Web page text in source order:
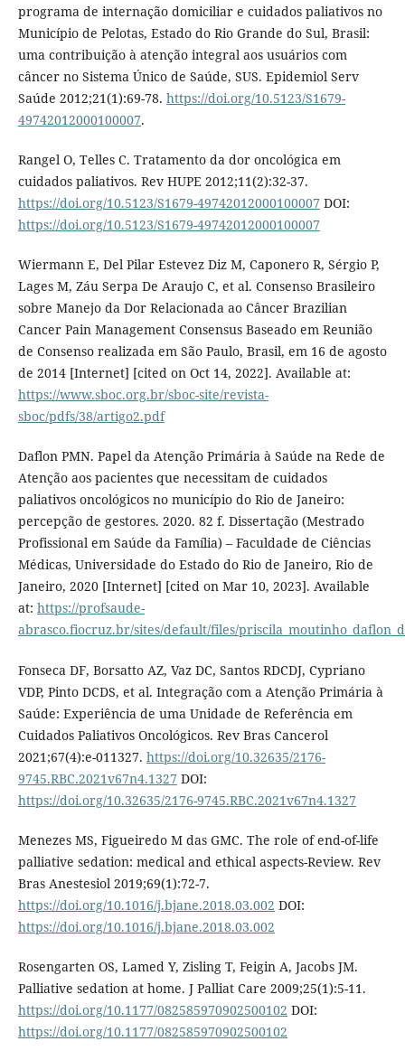
programa de internação domiciliar e cuidados paliativos no
Município de Pelotas, Estado do Rio Grande do Sul, Brasil:
uma contribuição à atenção integral aos usuários com
câncer no Sistema Único de Saúde, SUS. Epidemiol Serv
Saúde 2012;21(1):69-78. https://doi.org/10.5123/S1679-
49742012000100007.
Rangel O, Telles C. Tratamento da dor oncológica em
cuidados paliativos. Rev HUPE 2012;11(2):32-37.
https://doi.org/10.5123/S1679-49742012000100007 DOI:
https://doi.org/10.5123/S1679-49742012000100007
Wiermann E, Del Pilar Estevez Diz M, Caponero R, Sérgio P,
Lages M, Záu Serpa De Araujo C, et al. Consenso Brasileiro
sobre Manejo da Dor Relacionada ao Câncer Brazilian
Cancer Pain Management Consensus Baseado em Reunião
de Consenso realizada em São Paulo, Brasil, em 16 de agosto
de 2014 [Internet] [cited on Oct 14, 2022]. Available at:
https://www.sboc.org.br/sboc-site/revista-
sboc/pdfs/38/artigo2.pdf‌
Daflon PMN. Papel da Atenção Primária à Saúde na Rede de
Atenção aos pacientes que necessitam de cuidados
paliativos oncológicos no município do Rio de Janeiro:
percepção de gestores. 2020. 82 f. Dissertação (Mestrado
Profissional em Saúde da Família) – Faculdade de Ciências
Médicas, Universidade do Estado do Rio de Janeiro, Rio de
Janeiro, 2020 [Internet] [cited on Mar 10, 2023]. Available
at: https://profsaude-
abrasco.fiocruz.br/sites/default/files/
Fonseca DF, Borsatto AZ, Vaz DC, Santos RDCDJ, Cypriano
VDP, Pinto DCDS, et al. Integração com a Atenção Primária à
Saúde: Experiência de uma Unidade de Referência em
Cuidados Paliativos Oncológicos. Rev Bras Cancerol
2021;67(4):e-011327. https://doi.org/10.32635/2176-
9745.RBC.2021v67n4.1327 DOI:
https://doi.org/10.32635/2176-9745.RBC.2021v67n4.1327
Menezes MS, Figueiredo M das GMC. The role of end-of-life
palliative sedation: medical and ethical aspects-Review. Rev
Bras Anestesiol 2019;69(1):72-7.
https://doi.org/10.1016/j.bjane.2018.03.002 DOI:
https://doi.org/10.1016/j.bjane.2018.03.002
Rosengarten OS, Lamed Y, Zisling T, Feigin A, Jacobs JM.
Palliative sedation at home. J Palliat Care 2009;25(1):5-11.
https://doi.org/10.1177/082585970902500102 DOI:
https://doi.org/10.1177/082585970902500102